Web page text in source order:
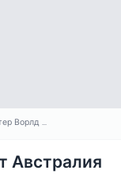
УайтУотер Ворлд Голд Кост Австралия
Австралия